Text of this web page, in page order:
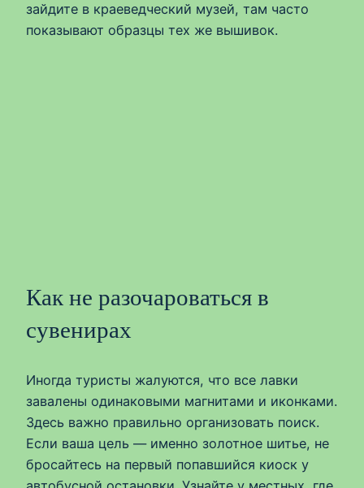
зайдите в краеведческий музей, там часто
показывают образцы тех же вышивок.
Как не разочароваться в
сувенирах
Иногда туристы жалуются, что все лавки
завалены одинаковыми магнитами и иконками.
Здесь важно правильно организовать поиск.
Если ваша цель — именно золотное шитье, не
бросайтесь на первый попавшийся киоск у